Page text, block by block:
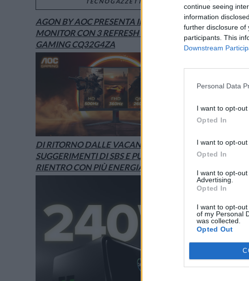
continue seeing
information
further disclosure of
participants. This
Downstream
Personal Data
I want to opt-
Opted In
I want to opt-
Opted In
I want to opt-
Advertising.
Opted In
I want to opt-
of my Personal
was collected.
Opted Out
59 …
AGON BY AOC PRESENTA IL NUOVO
MONITOR CON 3 REFRESH RATE: ECCO IL
GAMING CQ32G4ZA
DI RITORNO DALLE VACANZE? I
SUGGERIMENTI DI SBS E PURO PER UN
RIENTRO CON PIÙ ENERGIA